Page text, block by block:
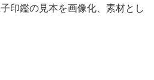
印鑑の見本を画像化、素材とし